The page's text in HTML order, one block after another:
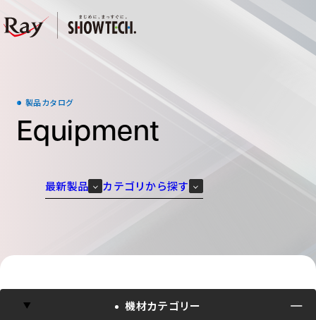
ホーム
購入検討の方
製品カタログ
Equipment
最新製品 カテゴリから探す
機材カテゴリー